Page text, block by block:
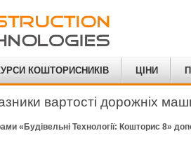
КОШТОРИСНИКІВ ЦІНИ
вартості дорожніх
«Будівельні Технології: Кошторис 8»